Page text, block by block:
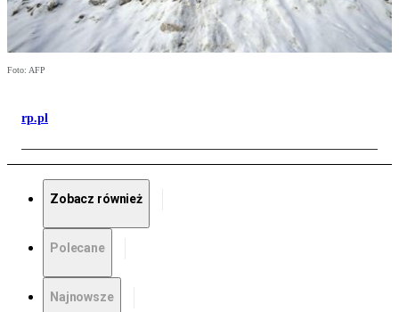
Foto: AFP
rp.pl
Zobacz również
Polecane
Najnowsze